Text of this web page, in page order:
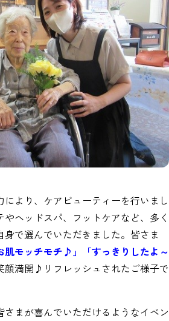
により、ケアビューティーを行いまし
ヘッドスパ、フットケアなど、多く
で選んでいただきました。皆さま
肌モッチモチ♪」「すっきりしたよ～
顔満開♪リフレッシュされたご様子で
さまが喜んでいただけるようなイベン